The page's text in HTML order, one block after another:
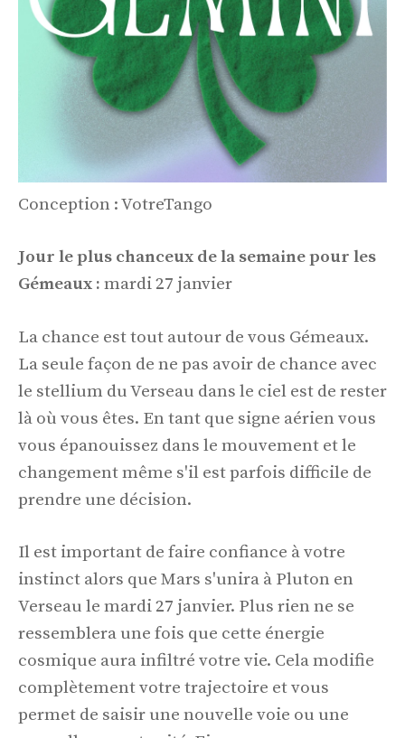
Conception : VotreTango
Jour le plus chanceux de la semaine pour les
Gémeaux : mardi 27 janvier
La chance est tout autour de vous Gémeaux.
La seule façon de ne pas avoir de chance avec
le stellium du Verseau dans le ciel est de rester
là où vous êtes. En tant que signe aérien vous
vous épanouissez dans le mouvement et le
changement même s'il est parfois difficile de
prendre une décision.
Il est important de faire confiance à votre
instinct alors que Mars s'unira à Pluton en
Verseau le mardi 27 janvier. Plus rien ne se
ressemblera une fois que cette énergie
cosmique aura infiltré votre vie. Cela modifie
complètement votre trajectoire et vous
permet de saisir une nouvelle voie ou une